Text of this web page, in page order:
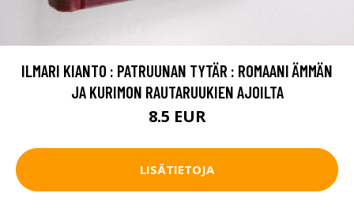
ILMARI KIANTO : PATRUUNAN TYTÄR : ROMAANI ÄMMÄN
JA KURIMON RAUTARUUKIEN AJOILTA
8.5 EUR
LISÄTIETOJA